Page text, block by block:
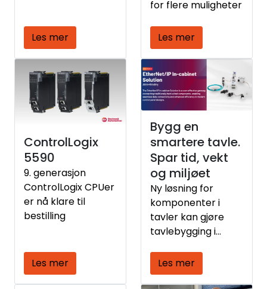
Les mer
for flere muligheter
Les mer
ControlLogix
5590
9. generasjon
ControlLogix CPUer
er nå klare til
bestilling
Les mer
Bygg en
smartere tavle.
Spar tid, vekt
og miljøet
Ny løsning for
komponenter i
tavler kan gjøre
tavlebygging i
konkurransedyktig
og langt smartere.
Les mer